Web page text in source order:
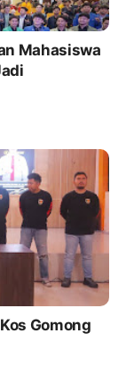
Mahasiswa
Gomong